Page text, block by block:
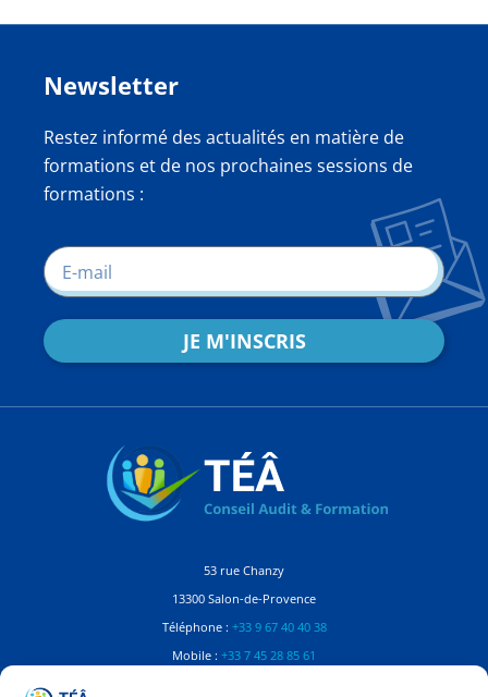
Newsletter
Restez informé des actualités en matière de
formations et de nos prochaines sessions de
formations :
JE M'INSCRIS
53 rue Chanzy
13300 Salon-de-Provence
Téléphone : +33 9 67 40 40 38
Mobile : +33 7 45 28 85 61